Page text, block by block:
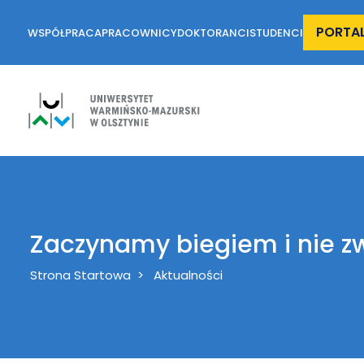
WSPÓŁPRACAPRACOWNICYDOKTORANCISTUDENCI
Zaczynamy biegiem i nie
Breadcrumb
Strona Startowa Aktualności